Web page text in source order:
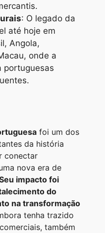
: O legado da
até hoje em
Angola,
onde a
portuguesas
foi um dos
da história
conectar
nova era de
impacto foi
do
na transformação
tenha trazido
também